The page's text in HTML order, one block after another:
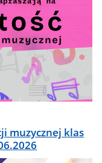
muzycznej klas